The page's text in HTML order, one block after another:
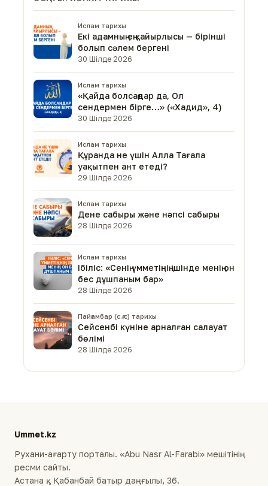
Ислам тарихы
Екі адамның ең қайырлысы — бірінші
болып сәлем бергені
30 Шілде 2026
Ислам тарихы
«Қайда болсаңдар да, Ол
сендермен бірге…» («Хадид», 4)
30 Шілде 2026
Ислам тарихы
Құранда не үшін Алла Тағала
уақытпен ант етеді?
29 Шілде 2026
Ислам тарихы
Дене сабыры және нәпсі сабыры
28 Шілде 2026
Ислам тарихы
Ібіліс: «Сенің үмметіңнің ішінде менің он
бес дұшпаным бар»
28 Шілде 2026
Пайғамбар (с.ғ.с) тарихы
Сейсенбі күніне арналған салауат
бөлімі
28 Шілде 2026
Ummet.kz
Рухани-ағарту порталы. «Abu Nasr Al-Farabi» мешітінің
ресми сайты.
Астана қ., Қабанбай батыр даңғылы, 36.